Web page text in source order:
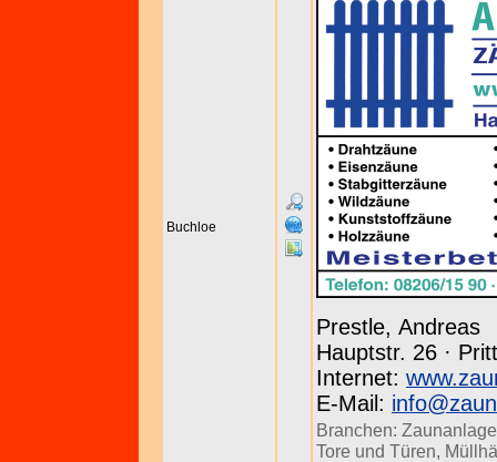
Buchloe
Prestle, Andreas
Hauptstr. 26 ·
Internet:
E-Mail:
Branchen:
Tore und Türen,